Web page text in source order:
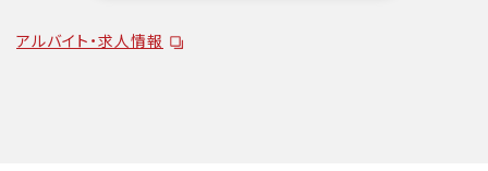
アルバイト・求人情報